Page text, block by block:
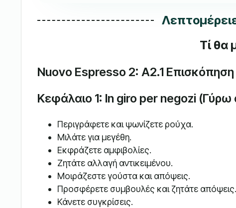
Τί θα
Nuovo Espresso 2: A2.1 Επισκόπηση
Κεφάλαιο 1: In giro per negozi
Περιγράφετε και ψωνίζετε ρούχα.
Μιλάτε για μεγέθη.
Εκφράζετε αμφιβολίες.
Ζητάτε αλλαγή αντικειμένου.
Μοιράζεστε γούστα και απόψεις.
Προσφέρετε συμβουλές και ζητάτε απόψεις.
Κάνετε συγκρίσεις.